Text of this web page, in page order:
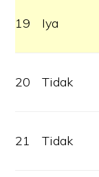
19 Iya
20 Tidak
21 Tidak